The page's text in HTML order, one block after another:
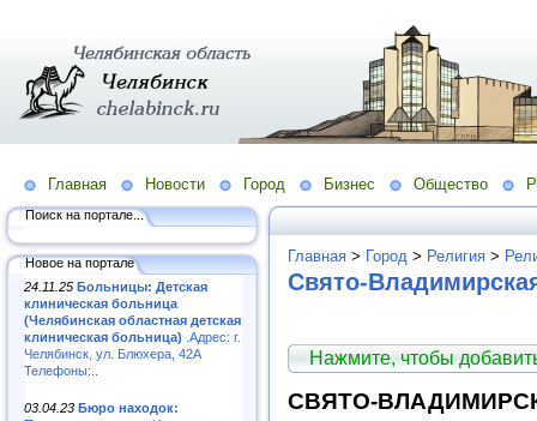
Главная Новости Город Бизнес Общество
Поиск на портале...
Новое на портале
24.11.25 Больницы: Детская
клиническая больница
(Челябинская областная детская
клиническая больница) .Адрес: г.
Челябинск, ул. Блюхера, 42А
Телефоны:..
03.04.23 Бюро находок:
Главная > Город > Религия >
Свято-
Нажмите, чтобы
СВЯТО-